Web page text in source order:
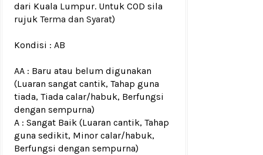
dari Kuala Lumpur. Untuk COD sila
rujuk Terma dan Syarat)
Kondisi : AB
AA : Baru atau belum digunakan
(Luaran sangat cantik, Tahap guna
tiada, Tiada calar/habuk, Berfungsi
dengan sempurna)
A : Sangat Baik (Luaran cantik, Tahap
guna sedikit, Minor calar/habuk,
Berfungsi dengan sempurna)